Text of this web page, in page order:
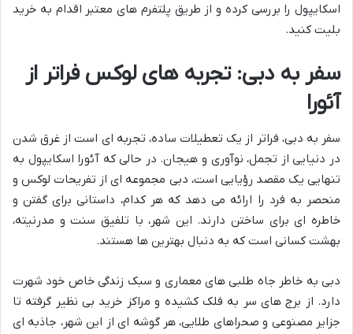
اسکایپول را بررسی کرده و از طریق پلتفرم های معتبر اقدام به خرید
بلیت کنید.
سفر به دبی: تجربه های لوکس فراتر از
آئورا
سفر به دبی، فراتر از یک تعطیلات ساده، تجربه ای است از غرق شدن
در دنیایی از تجمل، نوآوری و هیجان. در حالی که آئورا اسکایپول به
تنهایی یک مقصد رؤیایی است، دبی مجموعه ای از تفریحات لوکس و
منحصر به فرد را ارائه می دهد که هر کدام، داستانی برای گفتن و
خاطره ای برای ساختن دارند. این شهر، با تلفیق سنت و مدرنیته،
بهشت کسانی است که به دنبال بهترین ها هستند.
دبی به خاطر جاه طلبی های معماری و سبک زندگی خاص خود شهرت
دارد. از برج های سر به فلک کشیده و مراکز خرید بی نظیر گرفته تا
جزایر مصنوعی و صحراهای طلایی، هر گوشه ای از این شهر، جاذبه ای